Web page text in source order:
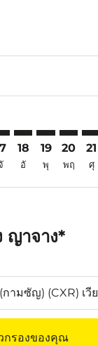
18
อั
19
พุ
20
พฤ
21
ศุ
ญาจาง*
กรองของคุณ